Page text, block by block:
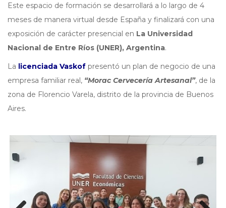
Este espacio de formación se desarrollará a lo largo de 4
meses de manera virtual desde España y finalizará con una
exposición de carácter presencial en La Universidad
Nacional de Entre Ríos (UNER), Argentina.
La licenciada Vaskof presentó un plan de negocio de una
empresa familiar real, “Morac Cervecería Artesanal”, de la
zona de Florencio Varela, distrito de la provincia de Buenos
Aires.